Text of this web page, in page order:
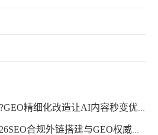
精细化改造让AI内容秒变优质源码
合规外链搭建与GEO权威赋能